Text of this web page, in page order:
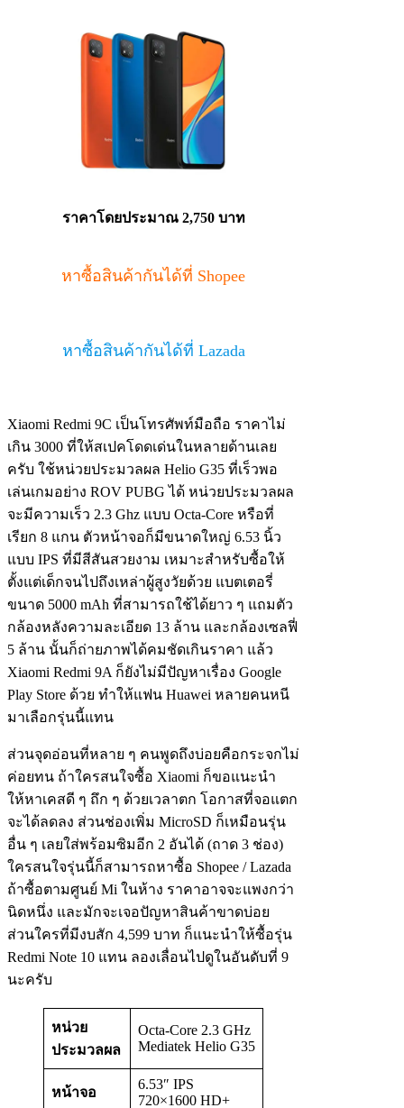
ราคาโดยประมาณ 2,750 บาท
หาซื้อสินค้ากันได้ที่ Shopee
หาซื้อสินค้ากันได้ที่ Lazada
Xiaomi Redmi 9C เป็นโทรศัพท์มือถือ ราคาไม่
เกิน 3000 ที่ให้สเปคโดดเด่นในหลายด้านเลย
ครับ ใช้หน่วยประมวลผล Helio G35 ที่เร็วพอ
เล่นเกมอย่าง ROV PUBG ได้ หน่วยประมวลผล
จะมีความเร็ว 2.3 Ghz แบบ Octa-Core หรือที่
เรียก 8 แกน ตัวหน้าจอก็มีขนาดใหญ่ 6.53 นิ้ว
แบบ IPS ที่มีสีสันสวยงาม เหมาะสำหรับซื้อให้
ตั้งแต่เด็กจนไปถึงเหล่าผู้สูงวัยด้วย แบตเตอรี่
ขนาด 5000 mAh ที่สามารถใช้ได้ยาว ๆ แถมตัว
กล้องหลังความละเอียด 13 ล้าน และกล้องเซลฟี่
5 ล้าน นั้นก็ถ่ายภาพได้คมชัดเกินราคา แล้ว
Xiaomi Redmi 9A ก็ยังไม่มีปัญหาเรื่อง Google
Play Store ด้วย ทำให้แฟน Huawei หลายคนหนี
มาเลือกรุ่นนี้แทน
ส่วนจุดอ่อนที่หลาย ๆ คนพูดถึงบ่อยคือกระจกไม่
ค่อยทน ถ้าใครสนใจซื้อ Xiaomi ก็ขอแนะนำ
ให้หาเคสดี ๆ ถึก ๆ ด้วยเวลาตก โอกาสที่จอแตก
จะได้ลดลง ส่วนช่องเพิ่ม MicroSD ก็เหมือนรุ่น
อื่น ๆ เลยใส่พร้อมซิมอีก 2 อันได้ (ถาด 3 ช่อง)
ใครสนใจรุ่นนี้ก็สามารถหาซื้อ Shopee / Lazada
ถ้าซื้อตามศูนย์ Mi ในห้าง ราคาอาจจะแพงกว่า
นิดหนึ่ง และมักจะเจอปัญหาสินค้าขาดบ่อย
ส่วนใครที่มีงบสัก 4,599 บาท ก็แนะนำให้ซื้อรุ่น
Redmi Note 10 แทน ลองเลื่อนไปดูในอันดับที่ 9
นะครับ
หน่วย
ประมวลผล
Octa-Core 2.3 GHz
Mediatek Helio G35
หน้าจอ
6.53″ IPS
720×1600 HD+